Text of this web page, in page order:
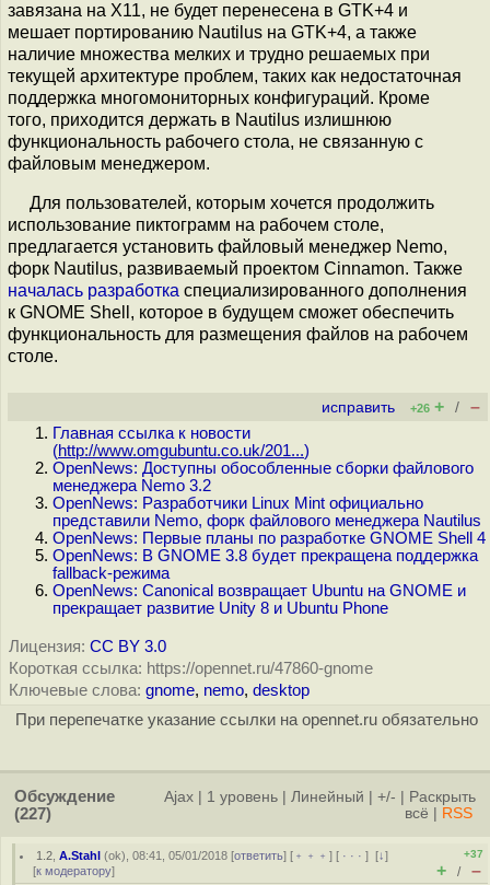
завязана на X11, не будет перенесена в GTK+4 и
мешает портированию Nautilus на GTK+4, а также
наличие множества мелких и трудно решаемых при
текущей архитектуре проблем, таких как недостаточная
поддержка многомониторных конфигураций. Кроме
того, приходится держать в Nautilus излишнюю
функциональность рабочего стола, не связанную с
файловым менеджером.
Для пользователей, которым хочется продолжить
использование пиктограмм на рабочем столе,
предлагается установить файловый менеджер Nemo,
форк Nautilus, развиваемый проектом Cinnamon. Также
началась разработка специализированного дополнения
к GNOME Shell, которое в будущем сможет обеспечить
функциональность для размещения файлов на рабочем
столе.
исправить +26 + / –
Главная ссылка к новости
(http://www.omgubuntu.co.uk/201...)
OpenNews: Доступны обособленные сборки файлового
менеджера Nemo 3.2
OpenNews: Разработчики Linux Mint официально
представили Nemo, форк файлового менеджера Nautilus
OpenNews: Первые планы по разработке GNOME Shell 4
OpenNews: В GNOME 3.8 будет прекращена поддержка
fallback-режима
OpenNews: Canonical возвращает Ubuntu на GNOME и
прекращает развитие Unity 8 и Ubuntu Phone
Лицензия: CC BY 3.0
Короткая ссылка: https://opennet.ru/47860-gnome
Ключевые слова: gnome, nemo, desktop
При перепечатке указание ссылки на opennet.ru обязательно
Обсуждение
(227)
Ajax 1 уровень Линейный +/-
Раскрыть
всё
RSS
1.2 ,A.Stahl (ok), 08:41, 05/01/2018 [ответить] [ ﹢﹢﹢] [ · · ·][↓]
[к модератору]
+37
+ / –